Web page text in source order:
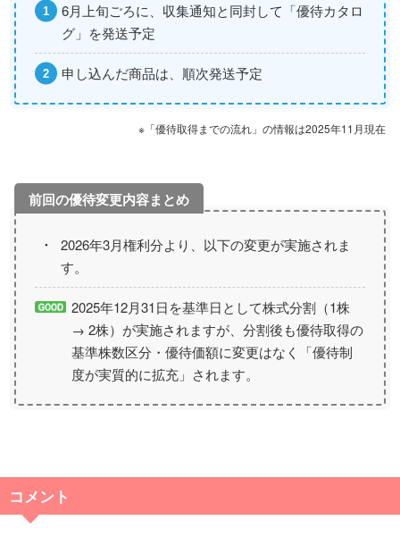
6月上旬ごろに、収集通知と同封して「優待カタロ
グ」を発送予定
申し込んだ商品は、順次発送予定
※「優待取得までの流れ」の情報は2025年11月現在
2026年3月権利分より、以下の変更が実施されま
す。
2025年12月31日を基準日として株式分割（1株
→ 2株）が実施されますが、分割後も優待取得の
基準株数区分・優待価額に変更はなく「優待制
度が実質的に拡充」されます。
コメント